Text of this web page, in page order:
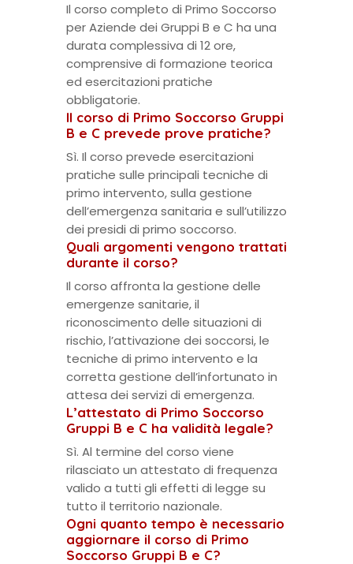
Il corso completo di Primo Soccorso
per Aziende dei Gruppi B e C ha una
durata complessiva di 12 ore,
comprensive di formazione teorica
ed esercitazioni pratiche
obbligatorie.
Il corso di Primo Soccorso Gruppi
B e C prevede prove pratiche?
Sì. Il corso prevede esercitazioni
pratiche sulle principali tecniche di
primo intervento, sulla gestione
dell’emergenza sanitaria e sull’utilizzo
dei presidi di primo soccorso.
Quali argomenti vengono trattati
durante il corso?
Il corso affronta la gestione delle
emergenze sanitarie, il
riconoscimento delle situazioni di
rischio, l’attivazione dei soccorsi, le
tecniche di primo intervento e la
corretta gestione dell’infortunato in
attesa dei servizi di emergenza.
L’attestato di Primo Soccorso
Gruppi B e C ha validità legale?
Sì. Al termine del corso viene
rilasciato un attestato di frequenza
valido a tutti gli effetti di legge su
tutto il territorio nazionale.
Ogni quanto tempo è necessario
aggiornare il corso di Primo
Soccorso Gruppi B e C?